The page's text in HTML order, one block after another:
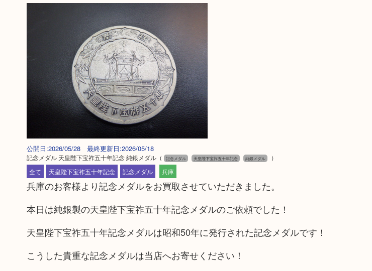
公開日:2026/05/28 最終更新日:2026/05/18
記念メダル 天皇陛下宝祚五十年記念 純銀メダル（ 記念メダル 天皇陛下宝祚五十年記念 純銀メダル
）
全て
天皇陛下宝祚五十年記念 記念メダル 兵庫
兵庫のお客様より記念メダルをお買取させていただきました。
本日は純銀製の天皇陛下宝祚五十年記念メダルのご依頼でした！
天皇陛下宝祚五十年記念メダルは昭和50年に発行された記念メダルです！
こうした貴重な記念メダルは当店へお寄せください！